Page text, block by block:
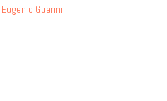
Eugenio Guarini